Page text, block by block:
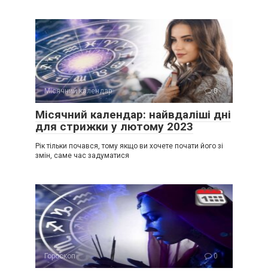
Місячний календар 0
Місячний календар: найвдаліші дні
для стрижки у лютому 2023
Рік тільки почався, тому якщо ви хочете почати його зі
змін, саме час задуматися
Гороскоп 0